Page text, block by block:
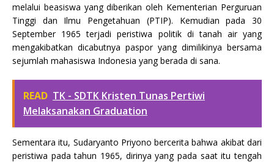
melalui beasiswa yang diberikan oleh Kementerian Perguruan
Tinggi dan Ilmu Pengetahuan (PTIP). Kemudian pada 30
September 1965 terjadi peristiwa politik di tanah air yang
mengakibatkan dicabutnya paspor yang dimilikinya bersama
sejumlah mahasiswa Indonesia yang berada di sana.
READ TK - SDTK Kristen Tunas Pertiwi
Melaksanakan Graduation
Sementara itu, Sudaryanto Priyono bercerita bahwa akibat dari
peristiwa pada tahun 1965, dirinya yang pada saat itu tengah